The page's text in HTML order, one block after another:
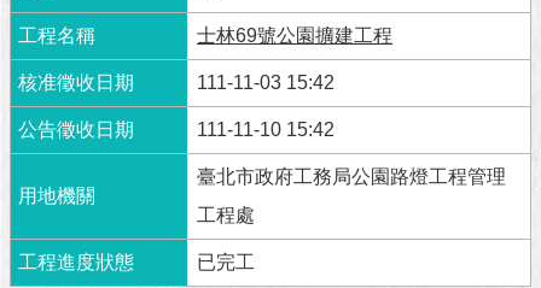
士林69號公園擴建工程
111-11-03 15:42
111-11-10 15:42
臺北市政府工務局公園路燈工程管理
工程處
已完工